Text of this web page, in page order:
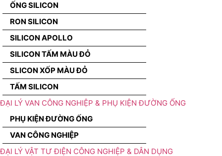
ỐNG SILICON
RON SILICON
SILICON APOLLO
SILICON TẤM MÀU ĐỎ
SLICON XỐP MÀU ĐỎ
TẤM SILICON
ĐẠI LÝ VAN CÔNG NGHIỆP & PHỤ KIỆN ĐƯỜNG ỐNG
PHỤ KIỆN ĐƯỜNG ỐNG
VAN CÔNG NGHIỆP
ĐẠI LÝ VẬT TƯ ĐIỆN CÔNG NGHIỆP & DÂN DỤNG